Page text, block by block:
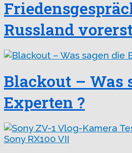
Russland
Blackout – Was
Experten ?